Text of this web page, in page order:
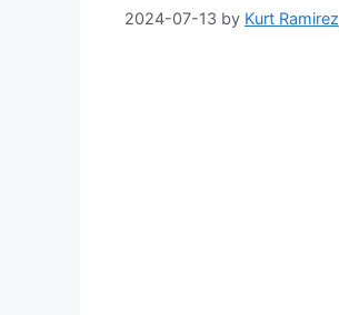
2024-07-13 by Kurt Ramirez